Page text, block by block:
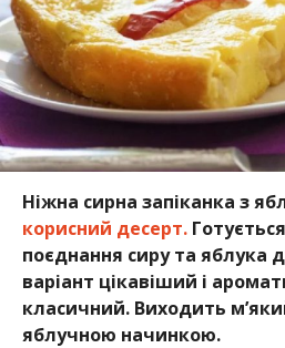
Ніжна сирна запіканка з
корисний десерт.
поєднання сиру та яблука
варіант цікавіший і
класичний. Виходить
яблучною начинкою.